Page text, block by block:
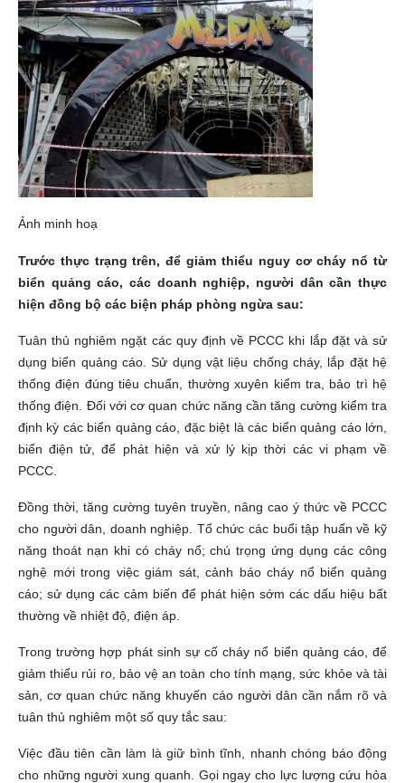
Ảnh minh hoạ
Trước thực trạng trên, để giảm thiểu nguy cơ cháy nổ từ
biển quảng cáo, các doanh nghiệp, người dân cần thực
hiện đồng bộ các biện pháp phòng ngừa sau:
Tuân thủ nghiêm ngặt các quy định về PCCC khi lắp đặt và sử
dụng biển quảng cáo. Sử dụng vật liệu chống cháy, lắp đặt hệ
thống điện đúng tiêu chuẩn, thường xuyên kiểm tra, bảo trì hệ
thống điện. Đối với cơ quan chức năng cần tăng cường kiểm tra
định kỳ các biển quảng cáo, đặc biệt là các biển quảng cáo lớn,
biển điện tử, để phát hiện và xử lý kịp thời các vi phạm về
PCCC.
Đồng thời, tăng cường tuyên truyền, nâng cao ý thức về PCCC
cho người dân, doanh nghiệp. Tổ chức các buổi tập huấn về kỹ
năng thoát nạn khi có cháy nổ; chú trọng ứng dụng các công
nghệ mới trong việc giám sát, cảnh báo cháy nổ biển quảng
cáo; sử dụng các cảm biến để phát hiện sớm các dấu hiệu bất
thường về nhiệt độ, điện áp.
Trong trường hợp phát sinh sự cố cháy nổ biển quảng cáo, để
giảm thiểu rủi ro, bảo vệ an toàn cho tính mạng, sức khỏe và tài
sản, cơ quan chức năng khuyến cáo người dân cần nắm rõ và
tuân thủ nghiêm một số quy tắc sau:
Việc đầu tiên cần làm là giữ bình tĩnh, nhanh chóng báo động
cho những người xung quanh. Gọi ngay cho lực lượng cứu hỏa